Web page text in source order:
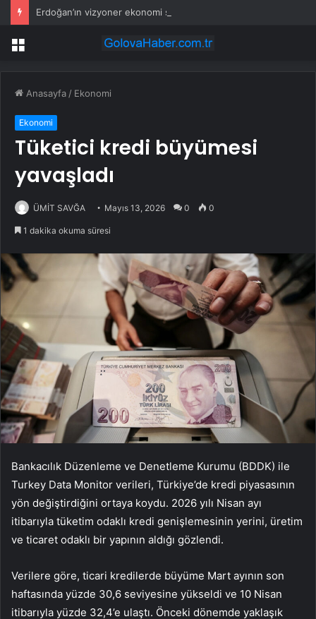
Erdoğan’ın vizyoner ekonomi sözleri kitap oldu
Menü
Anasayfa / Ekonomi
Ekonomi
Tüketici kredi büyümesi
yavaşladı
ÜMİT SAVĞA Mayıs 13, 2026 0 0
1 dakika okuma süresi
Bankacılık Düzenleme ve Denetleme Kurumu (BDDK) ile
Turkey Data Monitor verileri, Türkiye’de kredi piyasasının
yön değiştirdiğini ortaya koydu. 2026 yılı Nisan ayı
itibarıyla tüketim odaklı kredi genişlemesinin yerini, üretim
ve ticaret odaklı bir yapının aldığı gözlendi.
Verilere göre, ticari kredilerde büyüme Mart ayının son
haftasında yüzde 30,6 seviyesine yükseldi ve 10 Nisan
itibarıyla yüzde 32,4’e ulaştı. Önceki dönemde yaklaşık